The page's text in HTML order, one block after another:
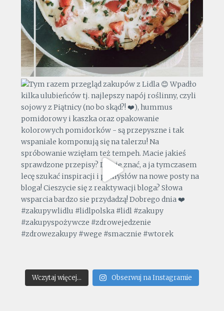
Wczytaj więcej... Obserwuj na Instagramie